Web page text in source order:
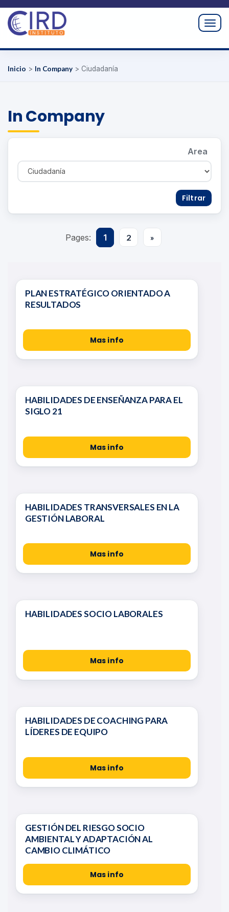
Inicio > In Company > Ciudadanía
In Company
Area
Filtrar
Pages: 1 2 »
PLAN ESTRATÉGICO ORIENTADO A
RESULTADOS
Mas info
HABILIDADES DE ENSEÑANZA PARA EL
SIGLO 21
Mas info
HABILIDADES TRANSVERSALES EN LA
GESTIÓN LABORAL
Mas info
HABILIDADES SOCIO LABORALES
Mas info
HABILIDADES DE COACHING PARA
LÍDERES DE EQUIPO
Mas info
GESTIÓN DEL RIESGO SOCIO
AMBIENTAL Y ADAPTACIÓN AL
CAMBIO CLIMÁTICO
Mas info